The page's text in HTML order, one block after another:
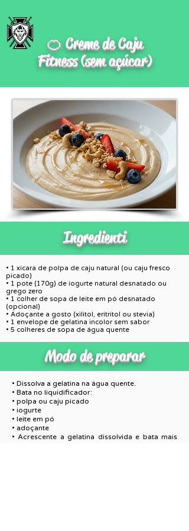
🍊 Creme de Caju
Fitness (sem açúcar)
Ingredienti
• 1 xícara de polpa de caju natural (ou caju fresco
picado)
• 1 pote (170g) de iogurte natural desnatado ou
grego zero
• 1 colher de sopa de leite em pó desnatado
(opcional)
• Adoçante a gosto (xilitol, eritritol ou stevia)
• 1 envelope de gelatina incolor sem sabor
• 5 colheres de sopa de água quente
Modo de preparar
• Dissolva a gelatina na água quente.
• Bata no liquidificador:
• polpa ou caju picado
• iogurte
• leite em pó
• adoçante
• Acrescente a gelatina dissolvida e bata mais